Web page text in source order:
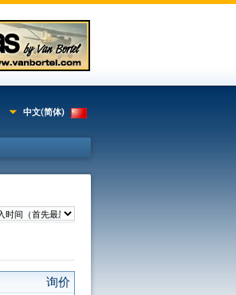
中文(简体)
询价